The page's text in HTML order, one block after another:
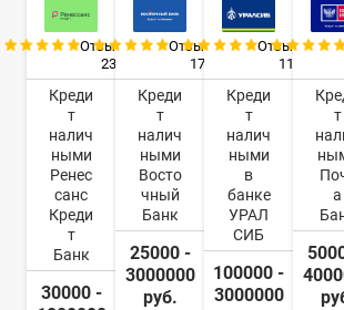
Отзывы:
23
Креди
т
налич
ными
Ренес
санс
Креди
т
Банк
30000 -
Отзывы:
17
Креди
т
налич
ными
Восто
чный
Банк
25000 -
3000000
руб.
Отзывы:
11
Креди
т
налич
ными
в
банке
УРАЛ
СИБ
100000 -
3000000
т
а